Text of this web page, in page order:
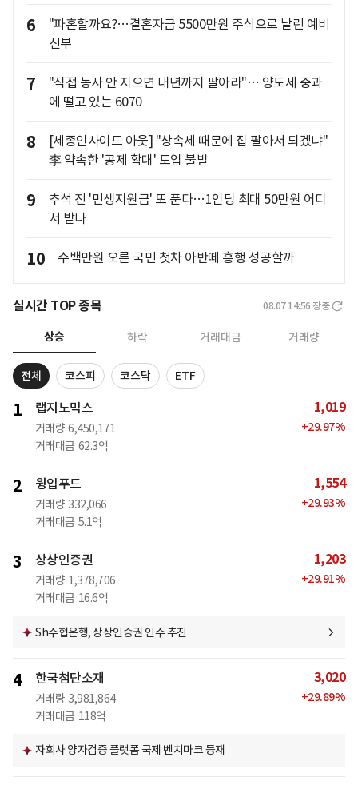
6
"파혼할까요?…결혼자금 5500만원 주식으로 날린 예비
신부
7
"직접 농사 안 지으면 내년까지 팔아라"… 양도세 중과
에 떨고 있는 6070
8
[세종인사이드 아웃] "상속세 때문에 집 팔아서 되겠냐"
李 약속한 '공제 확대' 도입 불발
9
추석 전 '민생지원금' 또 푼다…1인당 최대 50만원 어디
서 받나
10 수백만원 오른 국민 첫차 아반떼 흥행 성공할까
실시간 TOP 종목 08.07 14:56 장중
상승 하락 거래대금 거래량
전체 코스피 코스닥 ETF
1 랩지노믹스
거래량 6,450,171
거래대금 62.3억
1,019
+29.97%
2 윙입푸드
거래량 332,066
거래대금 5.1억
1,554
+29.93%
3 상상인증권
거래량 1,378,706
거래대금 16.6억
1,203
+29.91%
Sh수협은행, 상상인증권 인수 추진
4 한국첨단소재
거래량 3,981,864
거래대금 118억
3,020
+29.89%
자회사 양자검증 플랫폼 국제 벤치마크 등재